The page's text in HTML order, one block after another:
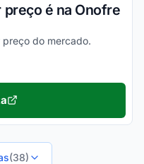
é na Onofre
preço do mercado.
(38)